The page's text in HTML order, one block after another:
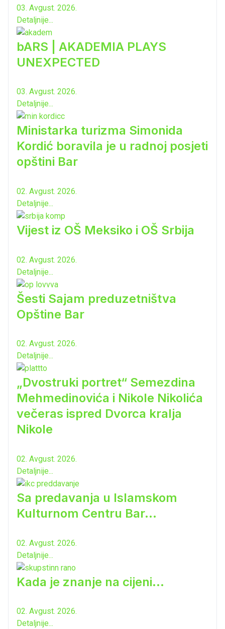
03. Avgust. 2026.
Detaljnije...
bARS | AKADEMIA PLAYS
UNEXPECTED
03. Avgust. 2026.
Detaljnije...
Ministarka turizma Simonida
Kordić boravila je u radnoj posjeti
opštini Bar
02. Avgust. 2026.
Detaljnije...
Vijest iz OŠ Meksiko i OŠ Srbija
02. Avgust. 2026.
Detaljnije...
Šesti Sajam preduzetništva
Opštine Bar
02. Avgust. 2026.
Detaljnije...
„Dvostruki portret“ Semezdina
Mehmedinovića i Nikole Nikolića
večeras ispred Dvorca kralja
Nikole
02. Avgust. 2026.
Detaljnije...
Sa predavanja u Islamskom
Kulturnom Centru Bar...
02. Avgust. 2026.
Detaljnije...
Kada je znanje na cijeni...
02. Avgust. 2026.
Detaljnije...